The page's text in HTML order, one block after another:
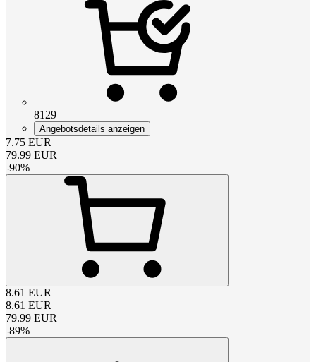
8129
Angebotsdetails anzeigen
7.75 EUR
79.99 EUR
-90%
8.61 EUR
8.61 EUR
79.99 EUR
-89%